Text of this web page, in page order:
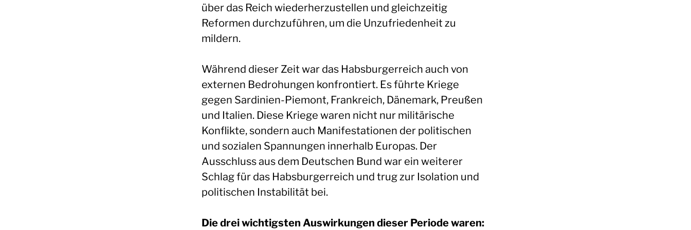
über das Reich wiederherzustellen und gleichzeitig
Reformen durchzuführen, um die Unzufriedenheit zu
mildern.
Während dieser Zeit war das Habsburgerreich auch von
externen Bedrohungen konfrontiert. Es führte Kriege
gegen Sardinien-Piemont, Frankreich, Dänemark, Preußen
und Italien. Diese Kriege waren nicht nur militärische
Konflikte, sondern auch Manifestationen der politischen
und sozialen Spannungen innerhalb Europas. Der
Ausschluss aus dem Deutschen Bund war ein weiterer
Schlag für das Habsburgerreich und trug zur Isolation und
politischen Instabilität bei.
Die drei wichtigsten Auswirkungen dieser Periode waren: